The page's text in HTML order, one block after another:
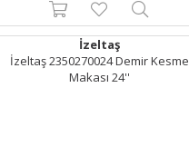
İzeltaş
İzeltaş 2350270024 Demir Kesme
Makası 24''